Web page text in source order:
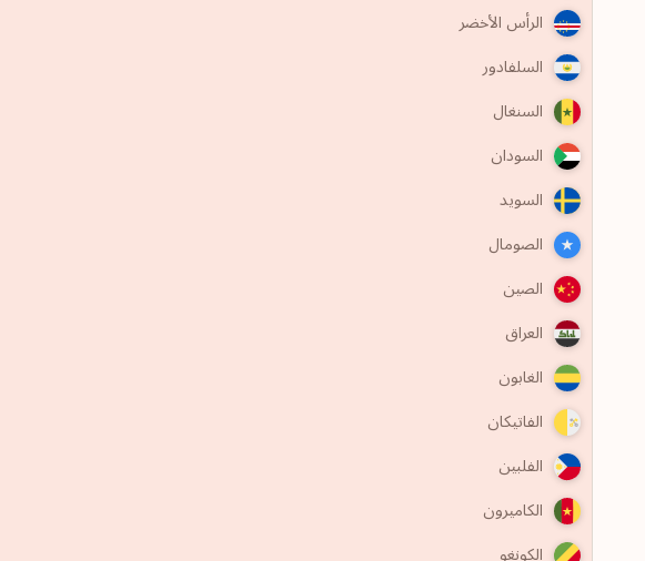
الرأس الأخضر
السلفادور
السنغال
السودان
السويد
الصومال
الصين
العراق
الغابون
الفاتيكان
الفلبين
الكاميرون